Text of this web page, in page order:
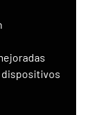
dispositivos